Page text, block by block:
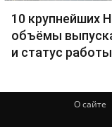
10 крупнейших
объёмы
и статус работы
О сайте